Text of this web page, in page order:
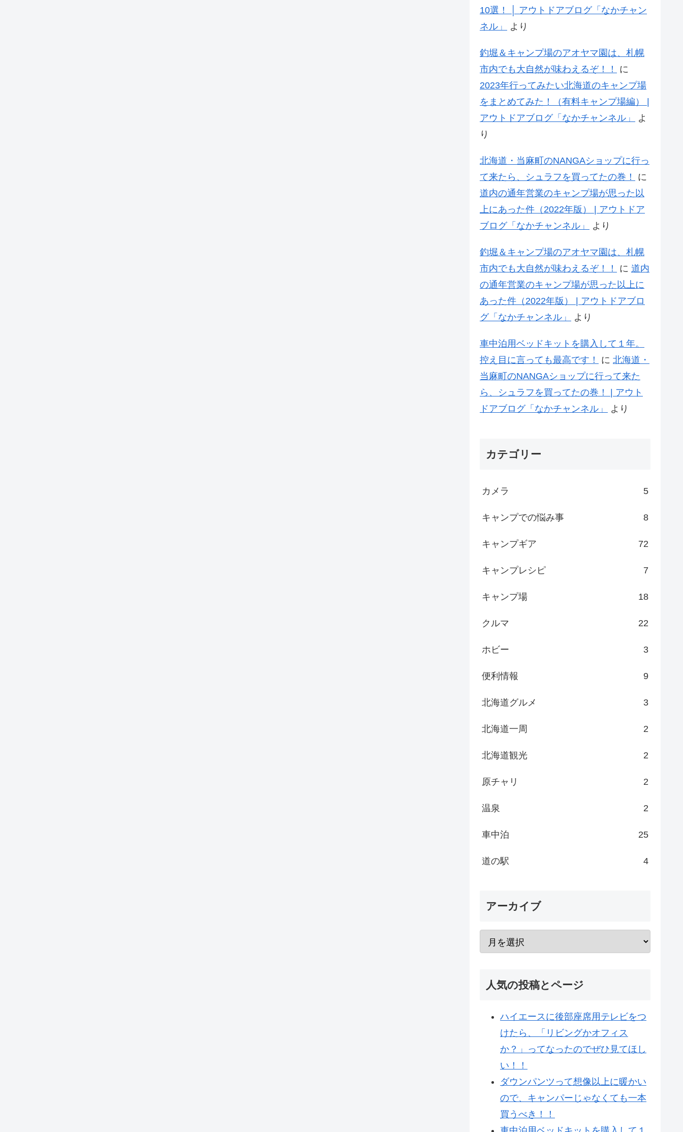
10選！ │ アウトドアブログ「なかチャン
ネル」
より
釣堀＆キャンプ場のアオヤマ園は、札幌
市内でも大自然が味わえるぞ！！
に
2023年行ってみたい北海道のキャンプ場
をまとめてみた！（有料キャンプ場編） |
アウトドアブログ「なかチャンネル」
よ
り
北海道・当麻町のNANGAショップに行っ
て来たら、シュラフを買ってたの巻！
に
道内の通年営業のキャンプ場が思った以
上にあった件（2022年版） | アウトドア
ブログ「なかチャンネル」
より
釣堀＆キャンプ場のアオヤマ園は、札幌
市内でも大自然が味わえるぞ！！
に 道内
の通年営業のキャンプ場が思った以上に
あった件（2022年版） | アウトドアブロ
グ「なかチャンネル」
より
車中泊用ベッドキットを購入して１年。
控え目に言っても最高です！
に 北海道・
当麻町のNANGAショップに行って来た
ら、シュラフを買ってたの巻！ | アウト
ドアブログ「なかチャンネル」
より
カテゴリー
カメラ 5
キャンプでの悩み事 8
キャンプギア 72
キャンプレシピ 7
キャンプ場 18
クルマ 22
ホビー 3
便利情報 9
北海道グルメ 3
北海道一周 2
北海道観光 2
原チャリ 2
温泉 2
車中泊 25
道の駅 4
アーカイブ
人気の投稿とページ
ハイエースに後部座席用テレビをつ
けたら、「リビングかオフィス
か？」ってなったのでぜひ見てほし
い！！
ダウンパンツって想像以上に暖かい
ので、キャンパーじゃなくても一本
買うべき！！